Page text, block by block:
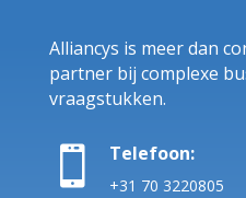
Alliancys is meer dan
partner bij complexe
vraagstukken.
 Telefoon:
+31 70 3220805